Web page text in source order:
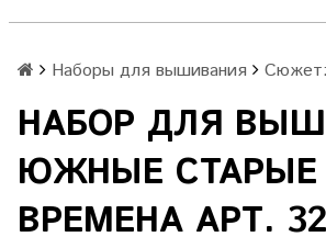
Наборы для вышивания
НАБОР ДЛЯ
ЮЖНЫЕ СТАРЫЕ
ВРЕМЕНА АРТ.